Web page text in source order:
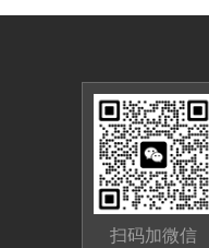
扫码加微信